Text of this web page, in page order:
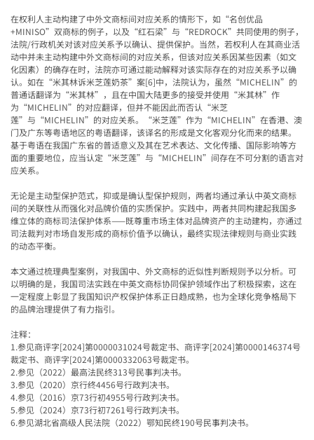
在权利人主动构建了中外文商标间对应关系的情形下，如“名创优品
+MINISO”双商标的例子，以及“红石梁”与“REDROCK”共同使用的例子，
法院/行政机关对该对应关系予以确认、提供保护。当然，若权利人在其商业活
动中并未主动构建中外文商标间的对应关系，但该对应关系因某些因素（如文
化因素）的确存在时，法院亦可通过能动解释对该实际存在的对应关系予以确
认。如在“米其林诉米芝莲奶茶”案[6]中，法院认为，虽然“MICHELIN”的
普通话翻译为“米其林”，且在中国大陆更多的接受并使用“米其林”作
为“MICHELIN”的对应翻译，但并不能因此而否认“米芝
莲”与“MICHELIN”的对应关系。“米芝莲”作为“MICHELIN”在香港、澳
门及广东等粤语地区的粤语翻译，该译名的形成是文化客观分化而来的结果。
基于粤语在我国广东省的普适意义及其在艺术表达、文化传播、国际影响等方
面的重要地位，应当认定“米芝莲”与“MICHELIN”间存在不可分割的语言对
应关系。
无论是主动型保护范式，抑或是确认型保护规则，两者均通过承认中英文商标
间的关联性从而强化对品牌价值的实质保护。实践中，两者共同构建起我国多
维立体的商标司法保护体系——既尊重市场主体对品牌资产的主动建构，亦通过
司法裁判对市场自发形成的商标价值予以确认，最终实现法律规则与商业实践
的动态平衡。
本文通过梳理典型案例，对我国中、外文商标的近似性判断规则予以分析。可
以明确的是，我国司法实践在中英文商标协同保护领域作出了积极探索，这在
一定程度上彰显了我国知识产权保护体系正日趋成熟，也为全球化竞争格局下
的品牌治理提供了有力指引。
注释：
1.参见商评字[2024]第0000031024号裁定书、商评字[2024]第0000146374号
裁定书、商评字[2024]第0000332063号裁定书。
2.参见（2022）最高法民终313号民事判决书。
3.参见（2020）京行终4456号行政判决书。
4.参见（2016）京73行初4955号行政判决书。
5.参见（2024）京73行初7261号行政判决书。
6.参见湖北省高级人民法院（2022）鄂知民终190号民事判决书。